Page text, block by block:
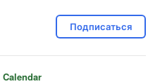
Подписаться